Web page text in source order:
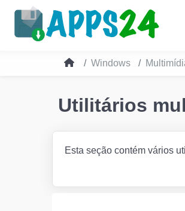
Windows
Utilitários
Esta seção contém vários